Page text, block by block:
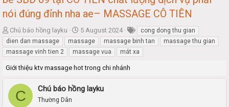
nói đúng đỉnh nha ae– MASSAGE CÔ TIÊN
T
h
r
e
a
s
a
Chú báo hồng layku
S
t
a
r
t
t
5 August 2024
cong dong thu gian
dien dan massage
massage massage binh tan
massage thu gian
massage vinh tien 2
massage vua mát xa
Giới thiệu ktv massage hot trong chi nhánh
C Chú báo hồng layku
Thường Dân